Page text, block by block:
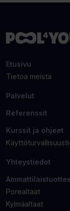
Etusivu
Tietoa meistä
Palvelut
Referenssit
Kurssit ja ohjeet
Yhteystiedot
Porealtaat
Kylmäaltaat